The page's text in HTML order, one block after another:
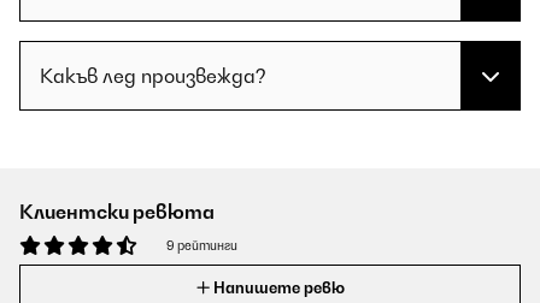
Какъв лед произвежда?
Клиентски ревюта
9 рейтинги
Напишете ревю